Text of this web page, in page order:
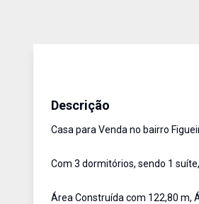
Descrição
Casa para Venda no bairro
Com 3 dormitórios, sendo 1
Área Construída com 122,80 m,